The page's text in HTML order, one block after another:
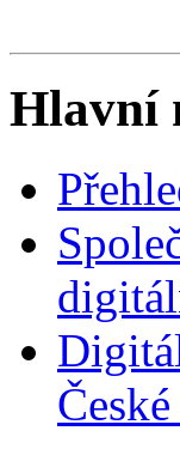
Hlavní